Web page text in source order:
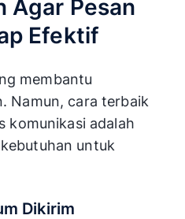
Agar Pesan
Efektif
membantu
Namun, cara terbaik
komunikasi adalah
untuk
Dikirim